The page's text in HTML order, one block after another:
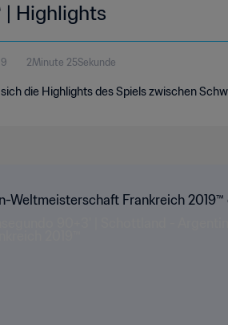
| Highlights
2Minute 25Sekunde
die Highlights des Spiels zwischen
Weltmeisterschaft Frankreich